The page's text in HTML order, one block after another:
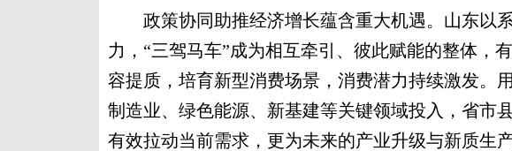
政策协同助推经济增长蕴含重大机遇。山东以
力，“三驾马车”成为相互牵引、彼此赋能的整体，
容提质，培育新型消费场景，消费潜力持续激发。
制造业、绿色能源、新基建等关键领域投入，省市
有效拉动当前需求，更为未来的产业升级与新质生